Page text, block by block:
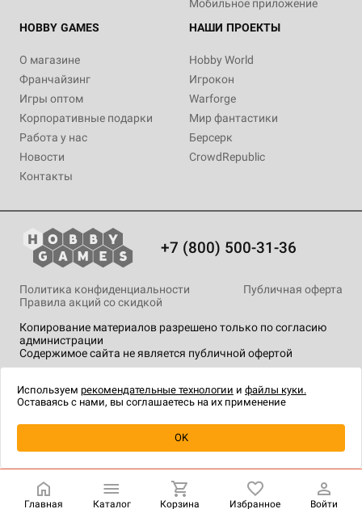
Уведомить о наличии
Мобильное приложение
HOBBY GAMES
О магазине
Франчайзинг
Игры оптом
Корпоративные подарки
Работа у нас
Новости
Контакты
НАШИ ПРОЕКТЫ
Hobby World
Игрокон
Warforge
Мир фантастики
Берсерк
CrowdRepublic
+7 (800) 500-31-36
Копирование материалов разрешено только по согласию
администрации
Содержимое сайта не является публичной офертой
Политика конфиденциальности
Публичная оферта
Правила акций со скидкой
технологии.
Главная Каталог Корзина Избранное Войти
Используем рекомендательные технологии и файлы куки.
Оставаясь с нами, вы соглашаетесь на их применение
OK